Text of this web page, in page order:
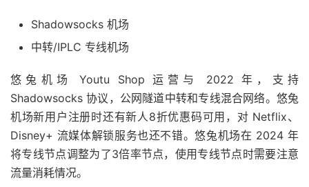
Shadowsocks 机场
中转/IPLC 专线机场
悠兔机场 Youtu Shop 运营与 2022 年，支持
Shadowsocks 协议，公网隧道中转和专线混合网络。悠兔
机场新用户注册时还有新人8折优惠码可用，对 Netflix、
Disney+ 流媒体解锁服务也还不错。悠兔机场在 2024 年
将专线节点调整为了3倍率节点，使用专线节点时需要注意
流量消耗情况。